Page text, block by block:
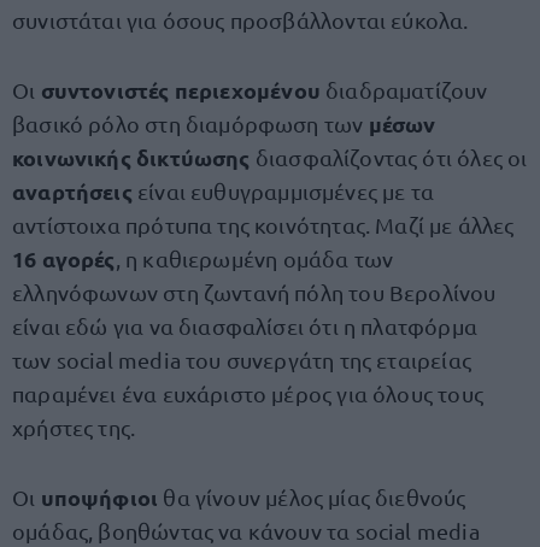
συνιστάται για όσους προσβάλλονται εύκολα.
Οι συντονιστές περιεχομένου διαδραματίζουν
βασικό ρόλο στη διαμόρφωση των μέσων
κοινωνικής δικτύωσης διασφαλίζοντας ότι όλες οι
αναρτήσεις είναι ευθυγραμμισμένες με τα
αντίστοιχα πρότυπα της κοινότητας. Μαζί με άλλες
16 αγορές , η καθιερωμένη ομάδα των
ελληνόφωνων στη ζωντανή πόλη του Βερολίνου
είναι εδώ για να διασφαλίσει ότι η πλατφόρμα
των social media του συνεργάτη της εταιρείας
παραμένει ένα ευχάριστο μέρος για όλους τους
χρήστες της.
Οι υποψήφιοι θα γίνουν μέλος μίας διεθνούς
ομάδας, βοηθώντας να κάνουν τα social media